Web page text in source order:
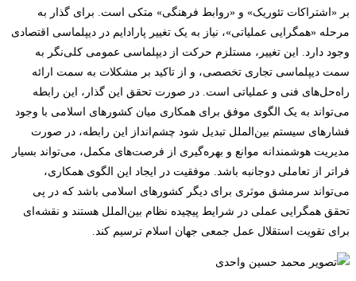
بر «اشتراکات تئوریک» و «روابط فرهنگی» متکی است. برای گذار به
مرحله «همگرایی عملیاتی»، نیاز به یک تغییر پارادایم در دیپلماسی اقتصادی
وجود دارد. این تغییر، مستلزم حرکت از دیپلماسی عمومی کلی‌نگر به
سمت دیپلماسی تجاری تخصصی، و از تاکید بر مشکلات به سمت ارائه
راه‌حل‌های فنی و عملیاتی است. در صورت تحقق این گذار، این رابطه
می‌تواند به یک الگوی موفق برای همکاری میان کشورهای اسلامی با وجود
فشارهای سیستم بین‌الملل تبدیل شود چشم‌انداز این رابطه، در صورت
مدیریت هوشمندانه موانع و بهره‌گیری از فرصت‌های مکمل، می‌تواند بسیار
فراتر از تعاملی دوجانبه باشد. موفقیت در ایجاد این الگوی همکاری،
می‌تواند سرمشق موثری برای دیگر کشورهای اسلامی باشد که در پی
تحقق همگرایی عملی در شرایط پیچیده نظام بین‌الملل هستند و نقشه‌ای
برای تقویت استقلال عمل جمعی جهان اسلام ترسیم کند.